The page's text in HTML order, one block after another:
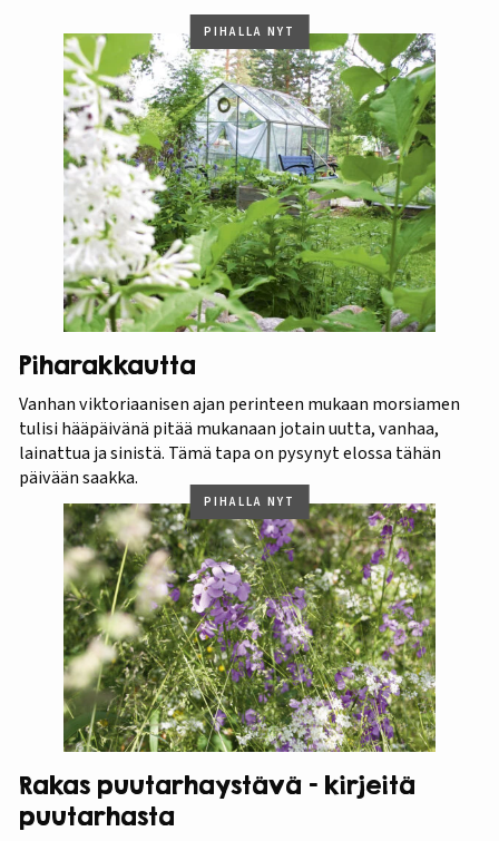
PIHALLA NYT
Piharakkautta
Vanhan viktoriaanisen ajan perinteen mukaan morsiamen
tulisi hääpäivänä pitää mukanaan jotain uutta, vanhaa,
lainattua ja sinistä. Tämä tapa on pysynyt elossa tähän
päivään saakka.
PIHALLA NYT
Rakas puutarhaystävä – kirjeitä
puutarhasta